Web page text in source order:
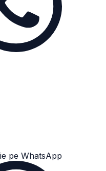
pe WhatsApp